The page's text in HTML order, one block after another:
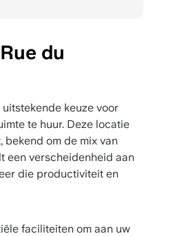
du
keuze voor
te huur. Deze locatie
bekend om de mix van
een verscheidenheid aan
die productiviteit en
faciliteiten om aan uw